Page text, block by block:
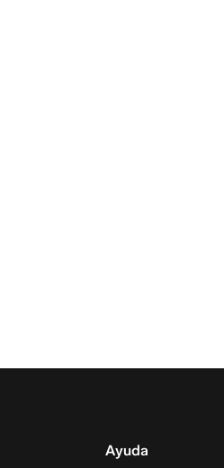
Ayuda